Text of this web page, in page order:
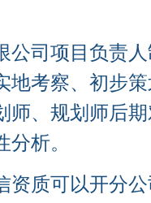
司项目负责人
地考察、初步
师、规划师后
析。
质可以开分公